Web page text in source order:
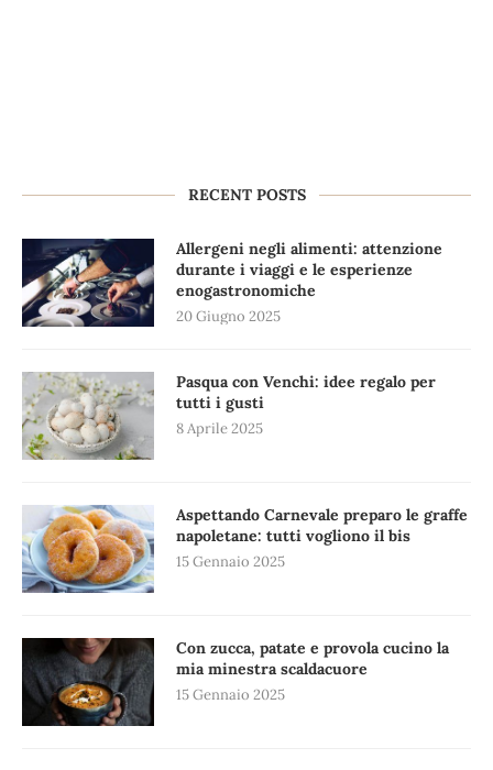
RECENT POSTS
Allergeni negli alimenti: attenzione
durante i viaggi e le esperienze
enogastronomiche
20 Giugno 2025
Pasqua con Venchi: idee regalo per
tutti i gusti
8 Aprile 2025
Aspettando Carnevale preparo le graffe
napoletane: tutti vogliono il bis
15 Gennaio 2025
Con zucca, patate e provola cucino la
mia minestra scaldacuore
15 Gennaio 2025